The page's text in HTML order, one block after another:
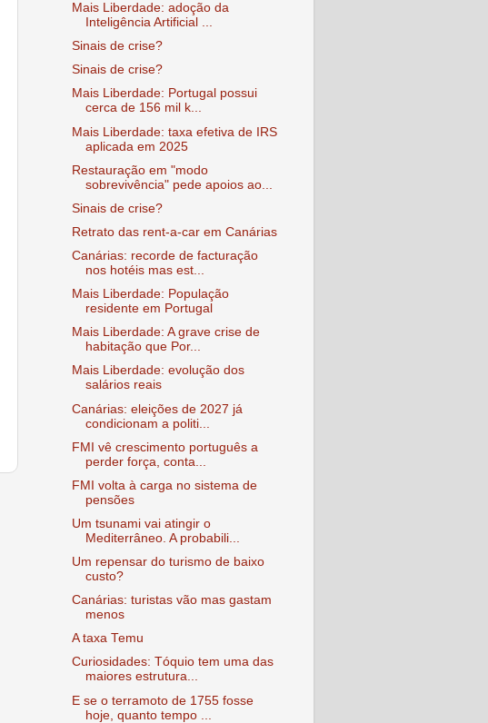
Mais Liberdade: adoção da
Inteligência Artificial ...
Sinais de crise?
Sinais de crise?
Mais Liberdade: Portugal possui
cerca de 156 mil k...
Mais Liberdade: taxa efetiva de IRS
aplicada em 2025
Restauração em "modo
sobrevivência" pede apoios ao...
Sinais de crise?
Retrato das rent-a-car em Canárias
Canárias: recorde de facturação
nos hotéis mas est...
Mais Liberdade: População
residente em Portugal
Mais Liberdade: A grave crise de
habitação que Por...
Mais Liberdade: evolução dos
salários reais
Canárias: eleições de 2027 já
condicionam a politi...
FMI vê crescimento português a
perder força, conta...
FMI volta à carga no sistema de
pensões
Um tsunami vai atingir o
Mediterrâneo. A probabili...
Um repensar do turismo de baixo
custo?
Canárias: turistas vão mas gastam
menos
A taxa Temu
Curiosidades: Tóquio tem uma das
maiores estrutura...
E se o terramoto de 1755 fosse
hoje, quanto tempo ...